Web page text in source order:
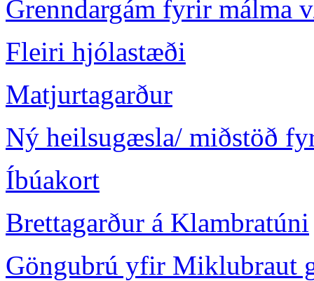
Grenndargám fyrir málma
Fleiri hjólastæði
Matjurtagarður
Ný heilsugæsla/ miðstöð
Íbúakort
Brettagarður á Klambratúni
Göngubrú yfir Miklubraut